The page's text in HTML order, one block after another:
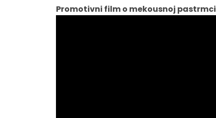
Promotivni film o mekousnoj pastrmci